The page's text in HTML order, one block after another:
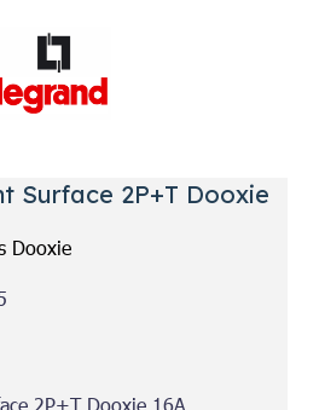
Surface 2P+T Dooxie
Dooxie
2P+T Dooxie 16A